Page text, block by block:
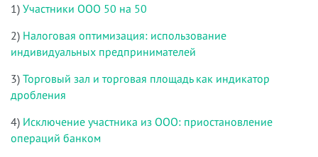
1) Участники ООО 50 на 50
2) Налоговая оптимизация: использование
индивидуальных предпринимателей
3) Торговый зал и торговая площадь как индикатор
дробления
4) Исключение участника из ООО: приостановление
операций банком